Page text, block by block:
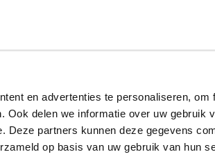
en advertenties te personaliseren,
Ook delen we informatie over uw gebruik
Deze partners kunnen deze gegevens
op basis van uw gebruik van hun
It looks like your language isn't Dutch.